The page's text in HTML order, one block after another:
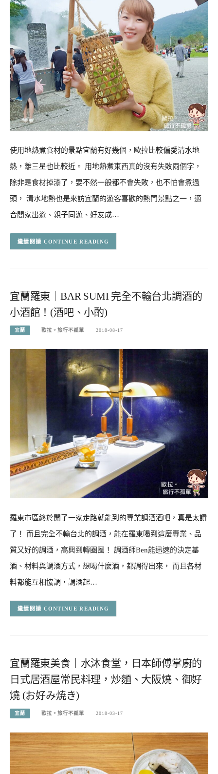
使用地熱煮食材的景點宜蘭有好幾個，歐拉比較偏愛清水地
熱，離三星也比較近。 用地熱煮東西真的沒有失敗兩個字，
除非是食材掉漆了，要不然一般都不會失敗，也不怕會煮過
頭， 清水地熱也是來訪宜蘭的遊客喜歡的熱門景點之一，適
合閤家出遊、親子同遊、好友成…
CONTINUE READING
宜蘭羅東｜BAR SUMI 完全不輸台北調酒的
小酒館！(酒吧、小酌)
宜蘭 歐拉。旅行不孤單 2018-08-17
羅東市區終於開了一家走路就能到的專業調酒酒吧，真是太讚
了！ 而且完全不輸台北的調酒，能在羅東喝到這麼專業、品
質又好的調酒，高興到轉圈圈！ 調酒師Ben能迅速的決定基
酒、材料與調酒方式，想喝什麼酒，都調得出來， 而且各材
料都能互相協調，調酒起…
CONTINUE READING
宜蘭羅東美食｜水沐食堂，日本師傅掌廚的
日式居酒屋常民料理，炒麵、大阪燒、御好
燒 (お好み焼き)
宜蘭 歐拉。旅行不孤單 2018-03-17